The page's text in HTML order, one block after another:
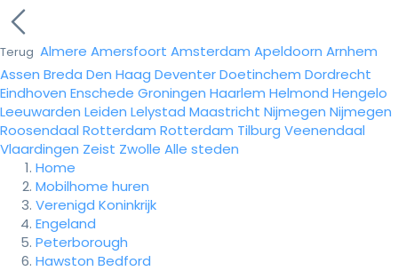
Terug Almere Amersfoort Amsterdam Apeldoorn Arnhem
Assen Breda Den Haag DeventerDoetinchem Dordrecht
Eindhoven Enschede Groningen Haarlem Helmond Hengelo
Leeuwarden Leiden Lelystad Maastricht Nijmegen Nijmegen
Roosendaal Rotterdam Rotterdam Tilburg Veenendaal
Vlaardingen Zeist Zwolle Alle steden
Home
Mobilhome huren
Verenigd Koninkrijk
Engeland
Peterborough
Hawston Bedford